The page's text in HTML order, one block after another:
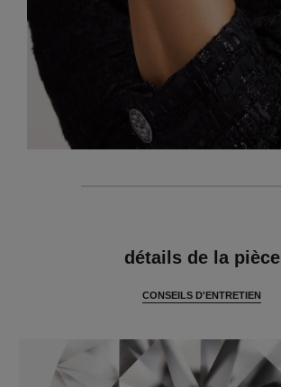
détails de la pièce
CONSEILS D'ENTRETIEN